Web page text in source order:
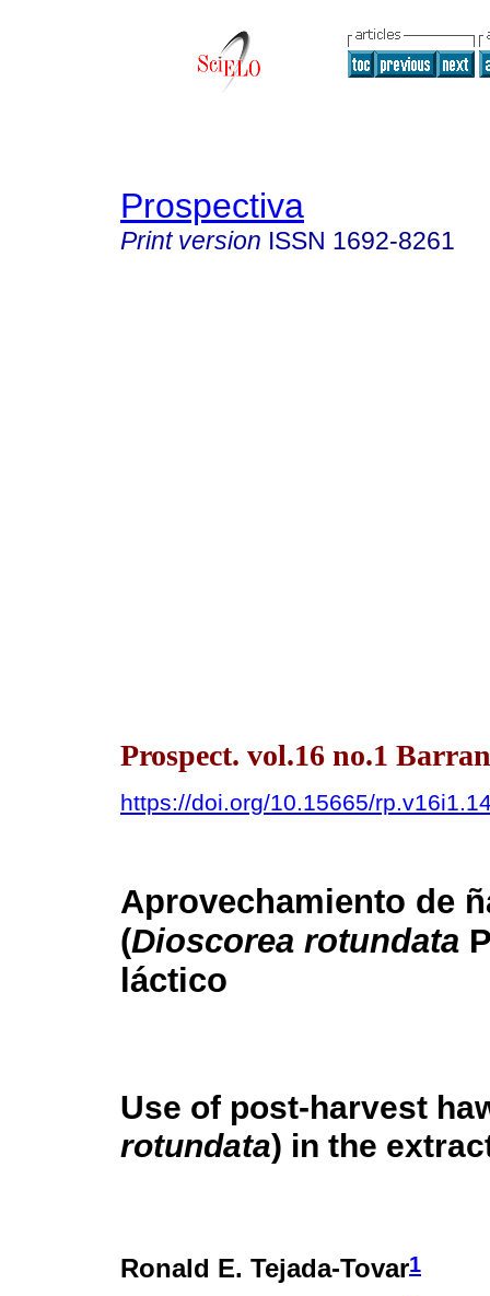
Prospectiva
Print version ISSN 1692-8261
Prospect. vol.16 no.1
https://doi.org/10.15665/
Aprovechamiento de
(Dioscorea rotundata
láctico
Use of post-harvest
rotundata) in the
Ronald E. Tejada-Tovar1